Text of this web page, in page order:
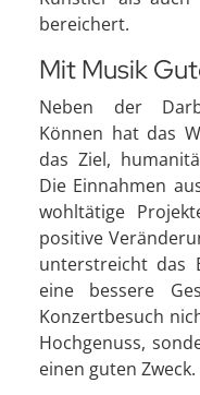
bereichert.
Mit Musik
Neben der
Können hat das
das Ziel,
Die Einnahmen
wohltätige
positive
unterstreicht das
eine bessere
Konzertbesuch
Hochgenuss,
einen guten Zweck.